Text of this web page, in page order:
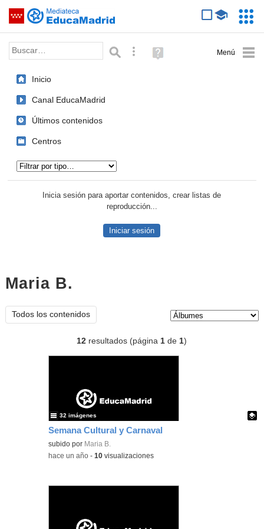
Saltar navegación
Palabra o frase: Búsqueda avanzada
Ayuda
(en
Inicio
Canal EducaMadrid
Últimos contenidos
Centros
Inicia sesión para aportar contenidos, crear listas de
reproducción...
Iniciar sesión
Maria B.
Todos los contenidos
12 resultados (página1 de1)
Semana Cultural y Carnaval
Contenido educativo.
subido por Maria B.
32 imágenes
-hace un año -10 visualizaciones